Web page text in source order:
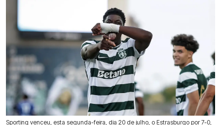
Sporting venceu, esta segunda-feira, dia 20 de julho, o Estrasburgo por 7-0,